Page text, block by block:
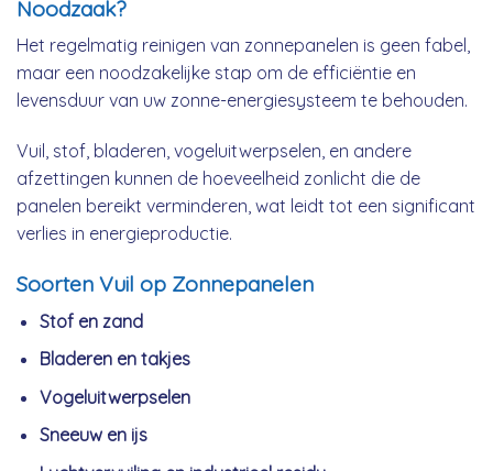
Noodzaak?
Het regelmatig reinigen van zonnepanelen is geen fabel,
maar een noodzakelijke stap om de efficiëntie en
levensduur van uw zonne-energiesysteem te behouden.
Vuil, stof, bladeren, vogeluitwerpselen, en andere
afzettingen kunnen de hoeveelheid zonlicht die de
panelen bereikt verminderen, wat leidt tot een significant
verlies in energieproductie.
Soorten Vuil op Zonnepanelen
Stof en zand
Bladeren en takjes
Vogeluitwerpselen
Sneeuw en ijs